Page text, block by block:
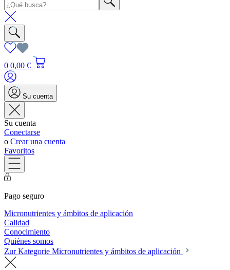
0 0,00 €
Su cuenta
Su cuenta
Conectarse
o Crear una cuenta
Favoritos
Pago seguro
Micronutrientes y ámbitos de aplicación
Calidad
Conocimiento
Quiénes somos
Zur Kategorie Micronutrientes y ámbitos de aplicación